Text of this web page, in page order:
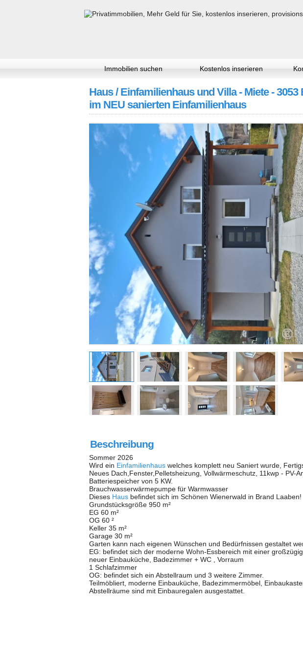
Immobilien suchen Kostenlos inserieren
Haus / Einfamilienhaus und Villa - Miete -
im NEU sanierten Einfamilienhaus
Beschreibung
Sommer 2026
Wird ein Einfamilienhaus welches komplett neu Saniert wurde,
Neues Dach,Fenster,Pelletsheizung, Vollwärmeschutz, 11kwp - PV-
Batteriespeicher von 5 KW.
Brauchwasserwärmepumpe für Warmwasser
Dieses Haus befindet sich im Schönen Wienerwald in Brand Laaben!
Grundstücksgröße 950 m²
EG 60 m²
OG 60 ²
Keller 35 m²
Garage 30 m²
Garten kann nach eigenen Wünschen und Bedürfnissen gestaltet
EG: befindet sich der moderne Wohn-Essbereich mit einer
neuer Einbauküche, Badezimmer + WC , Vorraum
1 Schlafzimmer
OG: befindet sich ein Abstellraum und 3 weitere Zimmer.
Teilmöbliert, moderne Einbauküche, Badezimmermöbel,
Abstellräume sind mit Einbauregalen ausgestattet.